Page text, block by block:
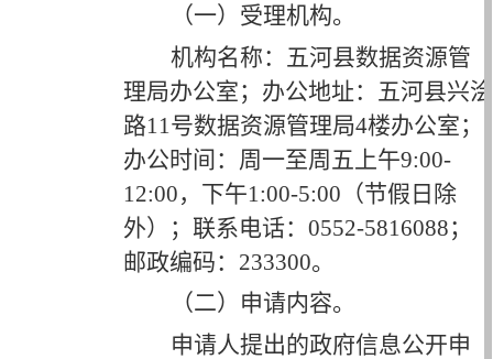
（一）受理机构。
机构名称：五河县数据资源管
理局办公室；办公地址：五河县兴浍
路11号数据资源管理局4楼办公室；
办公时间：周一至周五上午9:00-
12:00，下午1 :00-5:00（节假日除
外）；联系电话：0552-5816088；
邮政编码： 233300。
（二）申请内容。
申请人提出的政府信息公开申